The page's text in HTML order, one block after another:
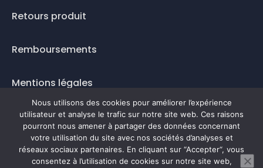
Retours produit
Remboursements
Mentions légales
Questions fréquentes
Mode de paiement
Nous utilisons des cookies pour améliorer l’expérience
utilisateur et analyse le trafic sur notre site web. Ces raisons
pourront nous amener à partager des données concernant
votre utilisation du site avec nos sociétés d’analyses et
réseaux sociaux partenaires. En cliquant sur “Accepter“, vous
consentez à l’utilisation de cookies sur notre site web,